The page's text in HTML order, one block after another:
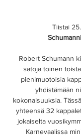
Tiistai
Robert Schumann
satoja toinen
pienimuotoisia
yhdistämään
kokonaisuuksia.
yhteensä 32
jokaiselta
Karnevaalissa